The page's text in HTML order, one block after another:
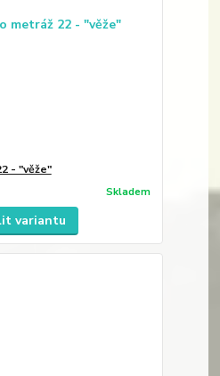
- "věže"
Skladem
variantu